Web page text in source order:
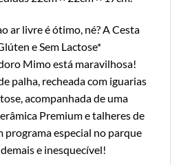
ar livre é ótimo, né? A Cesta
e Sem Lactose*
Mimo está maravilhosa!
palha, recheada com iguarias
acompanhada de uma
Premium e talheres de
programa especial no parque
e inesquecível!